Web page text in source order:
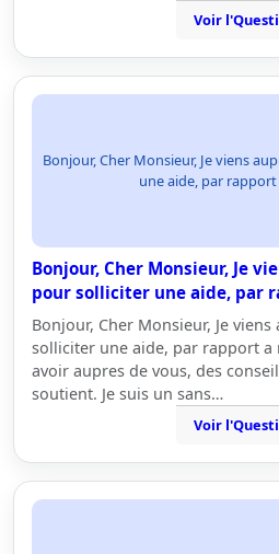
Voir
Bonjour, Cher Monsieur, Je viens
une aide, par
Bonjour, Cher Monsieur, Je
pour solliciter une aide, par
Bonjour, Cher Monsieur, Je
solliciter une aide, par rapport a
avoir aupres de vous, des
soutient. Je suis un sans…
Voir